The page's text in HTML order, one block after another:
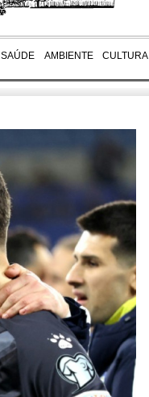
SAÚDE AMBIENTE CULTURA